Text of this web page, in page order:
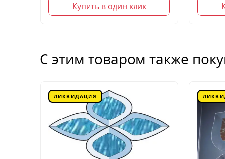
Купить в один клик
С этим товаром также
ЛИКВИДАЦИЯ